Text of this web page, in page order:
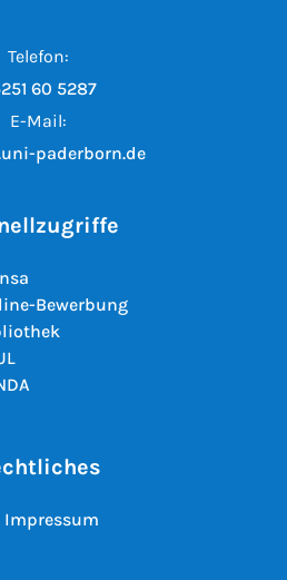
Telefon:
60 5287
E-Mail:
paderborn.de
Bewerbung
Impressum